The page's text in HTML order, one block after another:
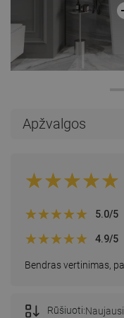
Apžvalgos
Bendras vertinimas,
5.0/5
4.9/5
Rūšiuoti: